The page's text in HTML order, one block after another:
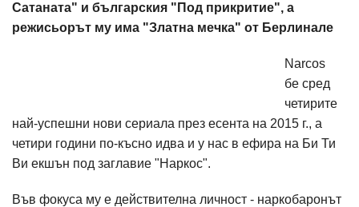
Сатаната" и българския "Под прикритие", а
режисьорът му има "Златна мечка" от Берлинале
Narcos
бе сред
четирите
най-успешни нови сериала през есента на 2015 г., а
четири години по-късно идва и у нас в ефира на Би Ти
Ви екшън под заглавие "Наркос".
Във фокуса му е действителна личност - наркобаронът